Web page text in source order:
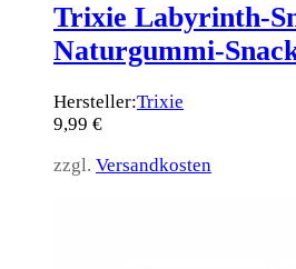
Trixie Labyrinth-
Naturgummi-
Hersteller:Trixie
9,99 €
zzgl. Versandkosten